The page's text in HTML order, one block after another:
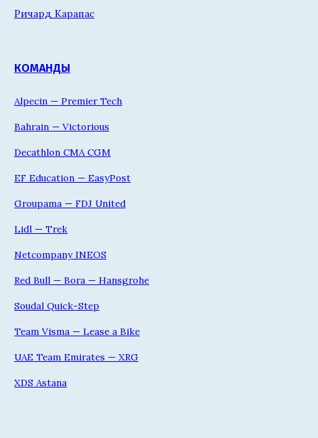
Ричард Карапас
КОМАНДЫ
Alpecin — Premier Tech
Bahrain — Victorious
Decathlon CMA CGM
EF Education — EasyPost
Groupama — FDJ United
Lidl — Trek
Netcompany INEOS
Red Bull — Bora — Hansgrohe
Soudal Quick-Step
Team Visma — Lease a Bike
UAE Team Emirates — XRG
XDS Astana